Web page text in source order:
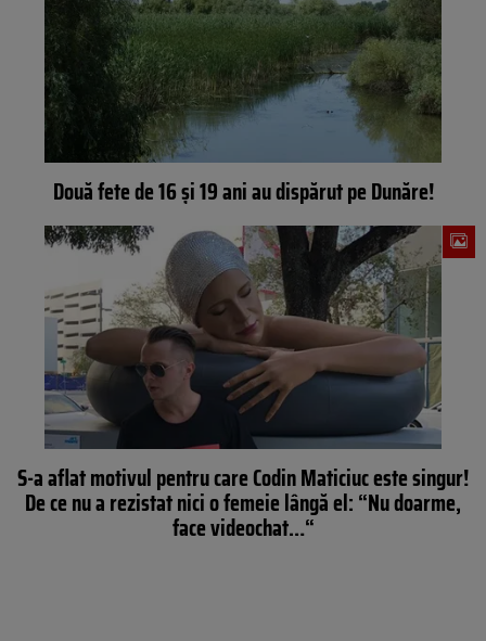
Două fete de 16 și 19 ani au dispărut pe Dunăre!
S-a aflat motivul pentru care Codin Maticiuc este singur!
De ce nu a rezistat nici o femeie lângă el: “Nu doarme,
face videochat…“